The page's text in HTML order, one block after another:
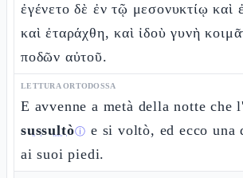
ἐγένετο δὲ ἐν τῷ μεσονυκτίῳ καὶ
καὶ ἐταράχθη, καὶ ἰδοὺ γυνὴ
ποδῶν αὐτοῦ.
LETTURA ORTODOSSA
E avvenne a metà della notte che
sussultòⓘ e si voltò, ed ecco una
ai suoi piedi.